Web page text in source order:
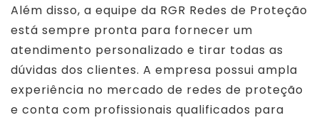
Além disso, a equipe da RGR Redes de Proteção
está sempre pronta para fornecer um
atendimento personalizado e tirar todas as
dúvidas dos clientes. A empresa possui ampla
experiência no mercado de redes de proteção
e conta com profissionais qualificados para